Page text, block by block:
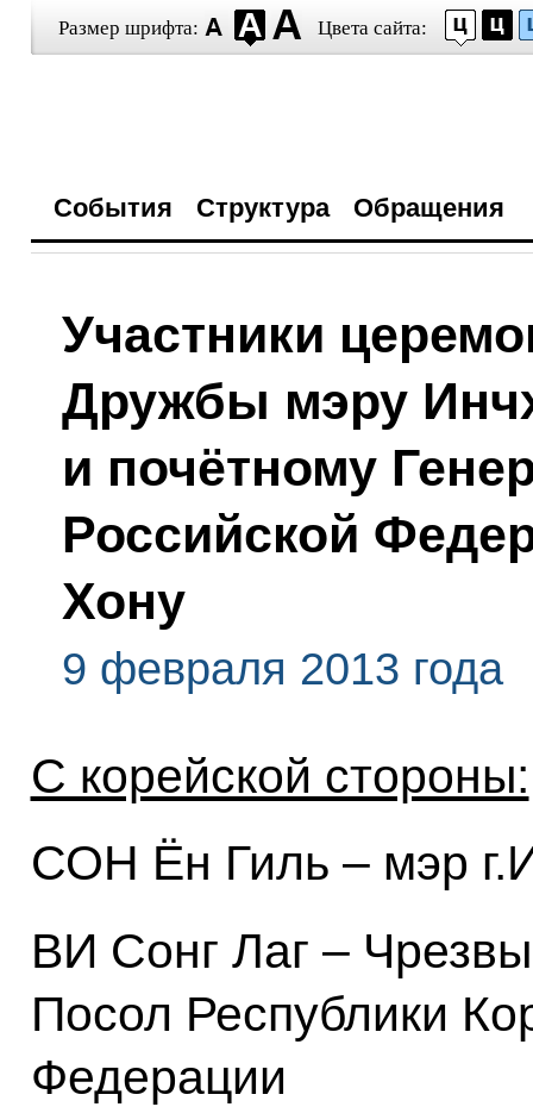
Размер шрифта: Цвета сайта:
События Структура Обращения
Участники
Дружбы мэру
и почётному
Российской
Хону
9 февраля 2013 года
С корейской стороны:
СОН Ён Гиль – мэр
ВИ Сонг Лаг –
Посол Республики
Федерации